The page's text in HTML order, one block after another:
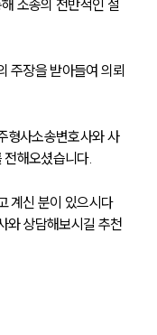
어
소송의 전반적인 절
주장을 받아들여 의뢰
형사소송변호사와 사
해오셨습니다.
계신 분이 있으시다
와 상담해보시길 추천